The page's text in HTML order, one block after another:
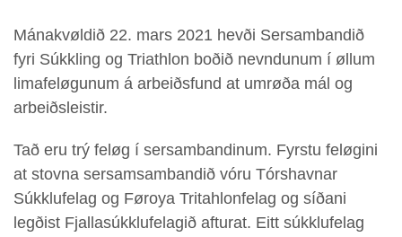
Mánakvøldið 22. mars 2021 hevði Sersambandið
fyri Súkkling og Triathlon boðið nevndunum í øllum
limafeløgunum á arbeiðsfund at umrøða mál og
arbeiðsleistir.
Tað eru trý feløg í sersambandinum. Fyrstu feløgini
at stovna sersamsambandið vóru Tórshavnar
Súkklufelag og Føroya Tritahlonfelag og síðani
legðist Fjallasúkklufelagið afturat. Eitt súkklufelag